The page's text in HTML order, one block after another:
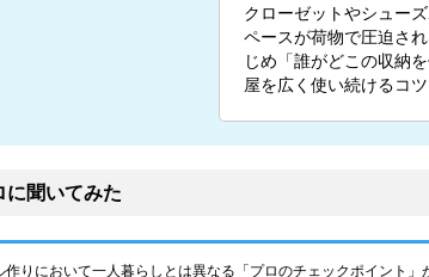
クローゼットやシュー
ペースが荷物で圧迫さ
じめ「誰がどこの収納
屋を広く使い続けるコツ
に聞いてみた
りにおいて一人暮らしとは異なる「プロのチェックポイント」